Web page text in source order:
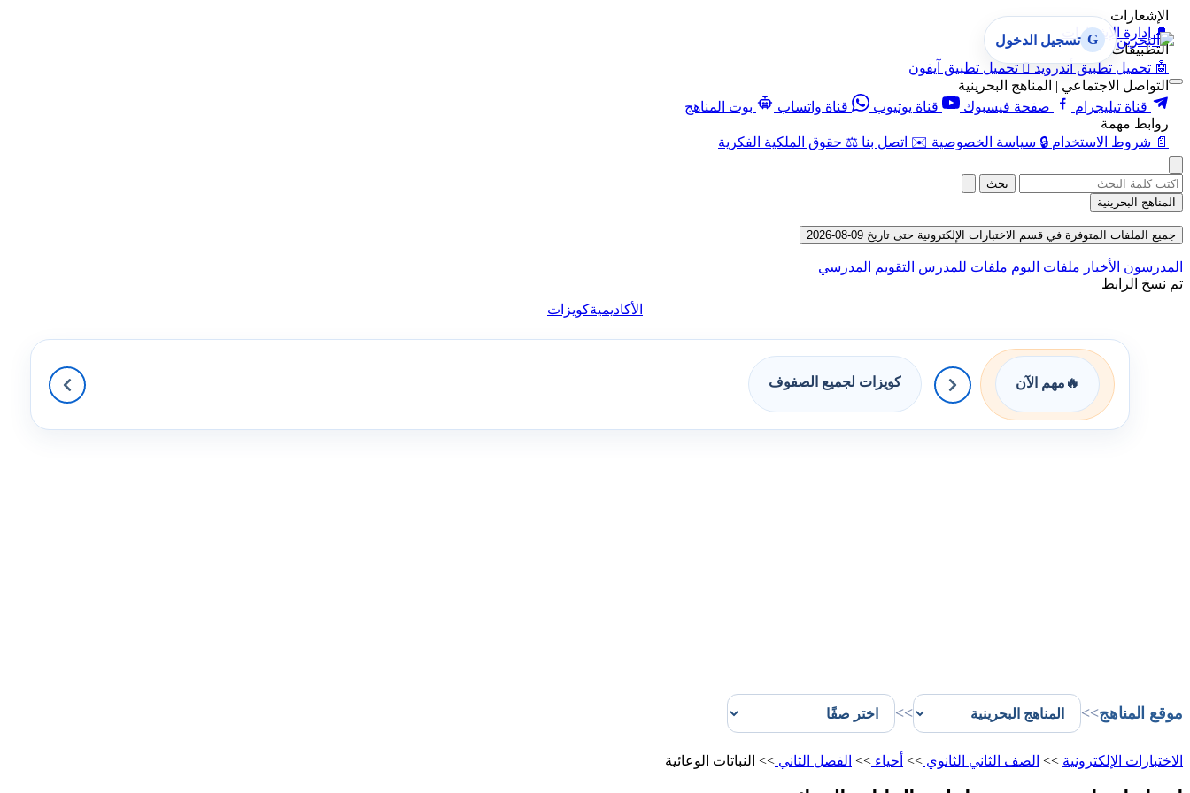
الإشعارات
🔔 إدارة الإشعارات
التطبيقات
🤖 تحميل تطبيق أندرويد  تحميل تطبيق آيفون
التواصل الاجتماعي | المناهج البحرينية
قناة تيليجرام
صفحة فيسبوك قناة يوتيوب قناة واتساب
بوت المناهج
روابط مهمة
📄 شروط الاستخدام 🔒 سياسة الخصوصية ✉️ اتصل بنا ⚖️ حقوق الملكية الفكرية
G تسجيل الدخول
بحث
المناهج البحرينية
جميع الملفات المتوفرة في قسم الاختبارات الإلكترونية حتى تاريخ 09-08-2026
المدرسون الأخبار ملفات اليوم ملفات للمدرس التقويم المدرسي
تم نسخ الرابط
الأكاديميةكويزات
🔥 مهم الآن كويزات لجميع الصفوف
موقع المناهج>>
>>
الاختبارات الإلكترونية >> الصف الثاني الثانوي >> أحياء >> الفصل الثاني >> النباتات الوعائية